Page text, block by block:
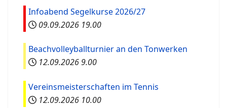
Infoabend Segelkurse 2026/27
09.09.2026 19.00
Beachvolleyballturnier an den Tonwerken
12.09.20269.00
Vereinsmeisterschaften im Tennis
12.09.2026 10.00